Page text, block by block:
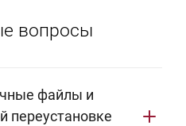
вопросы
файлы и
переустановке